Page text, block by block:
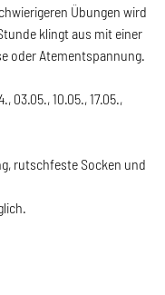
Übungen wird
klingt aus mit einer
oder Atementspannung.
03.05., 10.05., 17.05.,
rutschfeste Socken und